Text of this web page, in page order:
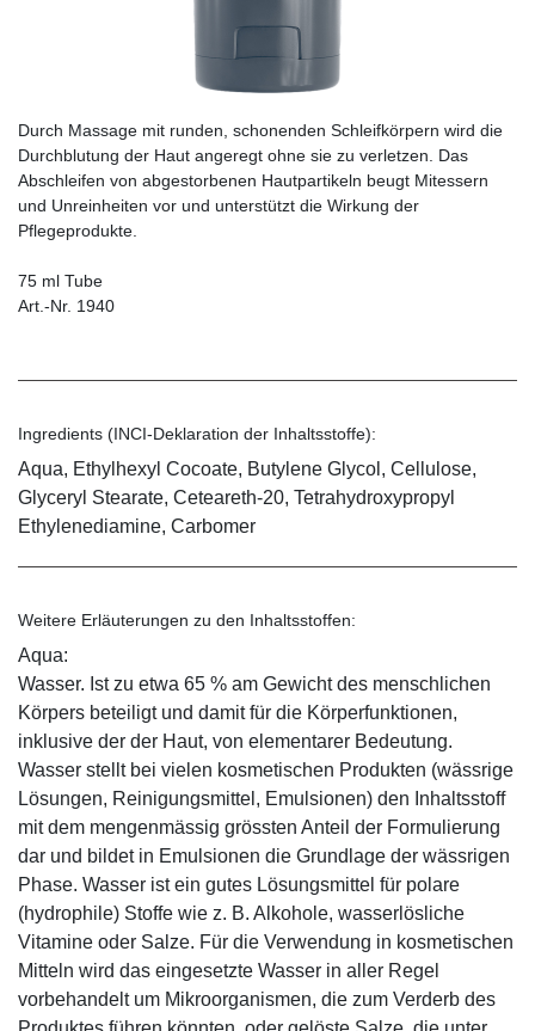
Durch Massage mit runden, schonenden Schleif­körpern wird die
Durchblutung der Haut angeregt ohne sie zu verletzen. Das
Abschleifen von abgestorbenen Hautpartikeln beugt Mitessern
und Unreinheiten vor und unterstützt die Wirkung der
Pflegeprodukte.
75 ml Tube
Art.-Nr. 1940
Ingredients (INCI-Deklaration der Inhaltsstoffe):
Aqua, Ethylhexyl Cocoate, Butylene Glycol, Cellulose,
Glyceryl Stearate, Ceteareth-20, Tetrahydroxypropyl
Ethylenediamine, Carbomer
Weitere Erläuterungen zu den Inhaltsstoffen:
Aqua:
Wasser. Ist zu etwa 65 % am Gewicht des menschlichen
Körpers beteiligt und damit für die Körperfunktionen,
inklusive der der Haut, von elementarer Bedeutung.
Wasser stellt bei vielen kosmetischen Produkten (wässrige
Lösungen, Reinigungsmittel, Emulsionen) den Inhaltsstoff
mit dem mengenmässig grössten Anteil der Formulierung
dar und bildet in Emulsionen die Grundlage der wässrigen
Phase. Wasser ist ein gutes Lösungsmittel für polare
(hydrophile) Stoffe wie z. B. Alkohole, wasserlösliche
Vitamine oder Salze. Für die Verwendung in kosmetischen
Mitteln wird das eingesetzte Wasser in aller Regel
vorbehandelt um Mikroorganismen, die zum Verderb des